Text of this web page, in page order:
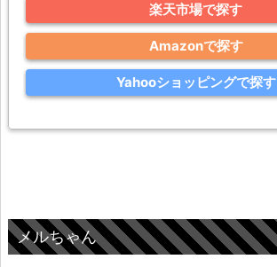
楽天市場で探す
Amazonで探す
Yahooショッピングで探す
メルちゃん